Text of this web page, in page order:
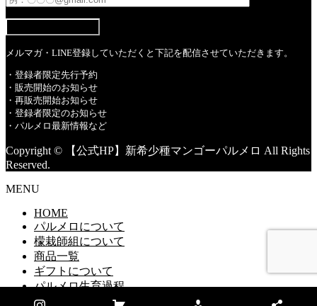
メルマガ・LINE登録していただくと下記を配信させていただきます。
・︎登録者限定先行予約
・販売開始のお知らせ
・再販売開始お知らせ
・登録者限定のお知らせ
・パルメロ最新情報など
Copyright © 【公式HP】新希少種マンゴーパルメロ All Rights
Reserved.
MENU
HOME
パルメロについて
檬栽師組について
商品一覧
ギフトについて
パルメロ生育過程
マイアカウント